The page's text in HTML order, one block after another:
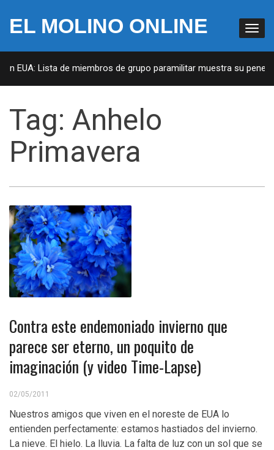
EL MOLINO ONLINE
EUA: Lista de miembros de grupo paramilitar muestra su
Tag: Anhelo
Primavera
Contra este endemoniado invierno que
parece ser eterno, un poquito de
imaginación (y video Time-Lapse)
02/05/2011
Nuestros amigos que viven en el noreste de EUA lo
entienden perfectamente: estamos hastiados del invierno.
La nieve. El hielo. La lluvia. La falta de luz con un sol que se